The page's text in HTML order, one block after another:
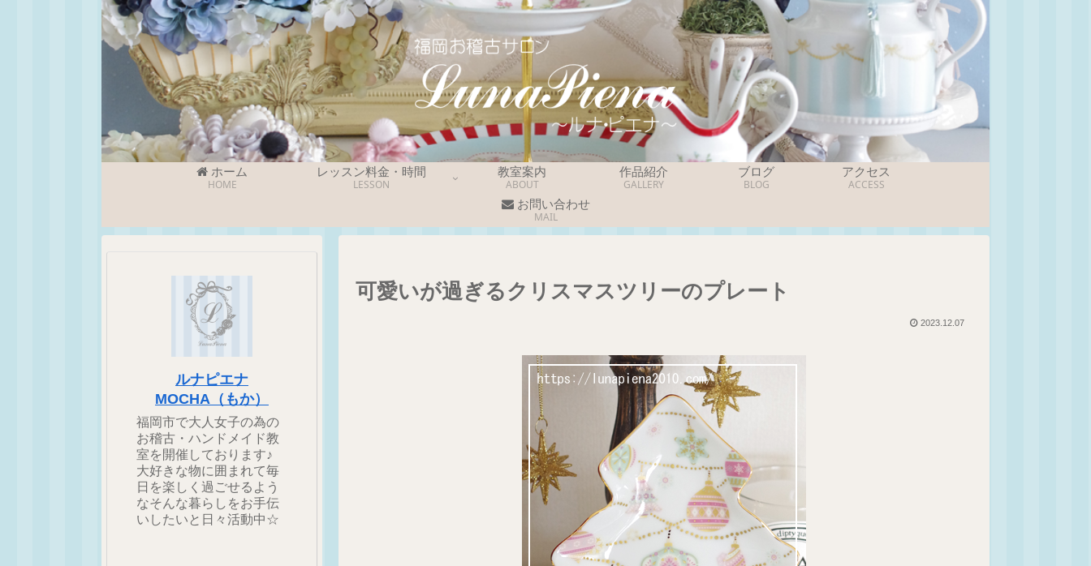
ホーム
HOME
レッスン料金・時間
LESSON
教室案内
ABOUT
作品紹介
GALLERY
ブログ
BLOG
アクセス
ACCESS
お問い合わせ
MAIL
可愛いが過ぎるクリスマスツリーのプレート
2023.12.07
ルナピエナ
MOCHA（もか）
福岡市で大人女子の為の
お稽古・ハンドメイド教
室を開催しております♪
大好きな物に囲まれて毎
日を楽しく過ごせるよう
なそんな暮らしをお手伝
いしたいと日々活動中☆